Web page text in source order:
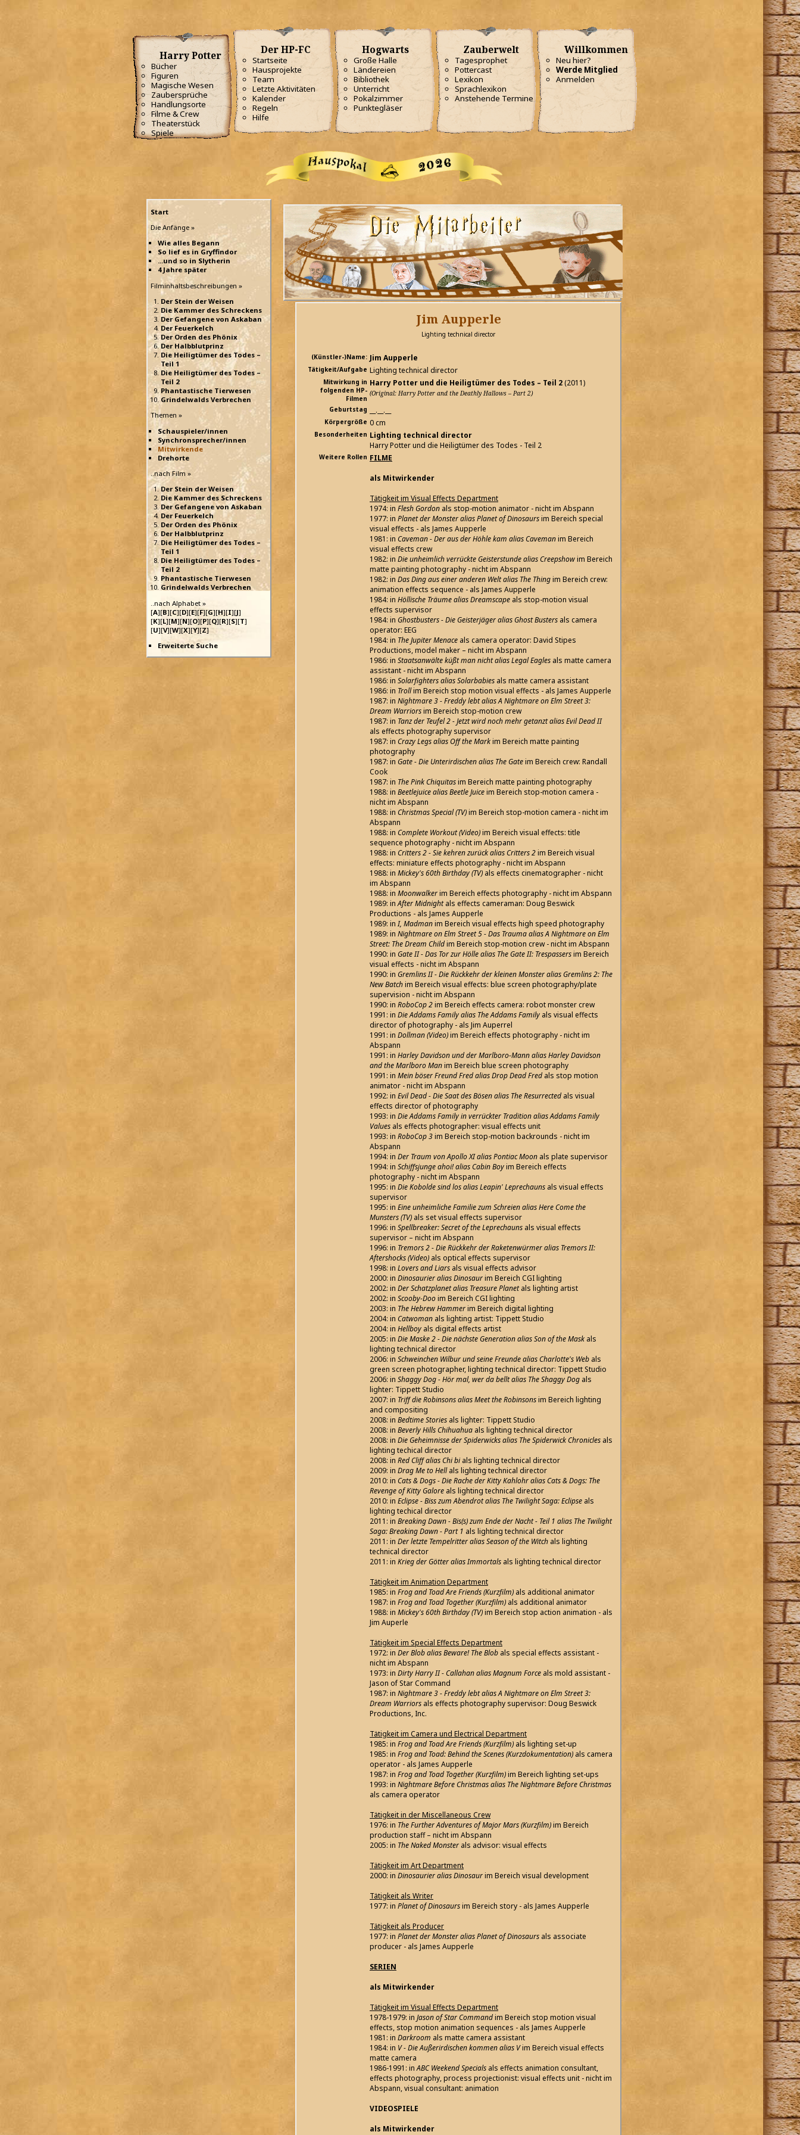
Harry Potter
Bücher
Figuren
Magische Wesen
Zaubersprüche
Handlungsorte
Filme & Crew
Theaterstück
Spiele
Der HP-FC
Startseite
Hausprojekte
Team
Letzte Aktivitäten
Kalender
Regeln
Hilfe
Hogwarts
Große Halle
Ländereien
Bibliothek
Unterricht
Pokalzimmer
Punktegläser
Zauberwelt
Tagesprophet
Pottercast
Lexikon
Sprachlexikon
Anstehende Termine
Willkommen
Neu hier?
Werde Mitglied
Anmelden
Start
Die Anfänge »
Wie alles Begann
So lief es in Gryffindor
...und so in Slytherin
4 Jahre später
Filminhaltsbeschreibungen »
Der Stein der Weisen
Die Kammer des Schreckens
Der Gefangene von Askaban
Der Feuerkelch
Der Orden des Phönix
Der Halbblutprinz
Die Heiligtümer des Todes –
Teil 1
Die Heiligtümer des Todes –
Teil 2
Phantastische Tierwesen
Grindelwalds Verbrechen
Themen »
Schauspieler/innen
Synchronsprecher/innen
Mitwirkende
Drehorte
..nach Film »
Der Stein der Weisen
Die Kammer des Schreckens
Der Gefangene von Askaban
Der Feuerkelch
Der Orden des Phönix
Der Halbblutprinz
Die Heiligtümer des Todes –
Teil 1
Die Heiligtümer des Todes –
Teil 2
Phantastische Tierwesen
Grindelwalds Verbrechen
..nach Alphabet »
[A][B][C][D][E][F][G][H][I][J]
[K][L][M][N][O][P][Q][R][S][T]
[U][V][W][X][Y][Z]
Erweiterte Suche
Jim Aupperle
Lighting technical director
(Künstler-)Name: Jim Aupperle
Tätigkeit/Aufgabe Lighting technical director
Mitwirkung in
folgenden HP-
Filmen
Harry Potter und die Heiligtümer des Todes – Teil 2(2011)
(Original: Harry Potter and the Deathly Hallows – Part 2)
Geburtstag
__.__.__
Körpergröße 0 cm
Besonderheiten Lighting technical director
Harry Potter und die Heiligtümer des Todes - Teil 2
Weitere Rollen FILME
als Mitwirkender
Tätigkeit im Visual Effects Department
1974: in Flesh Gordon als stop-motion animator - nicht im Abspann
1977: in Planet der Monster alias Planet of Dinosaursim Bereich special
visual effects - als James Aupperle
1981: in Caveman - Der aus der Höhle kam alias Cavemanim Bereich
visual effects crew
1982: in Die unheimlich verrückte Geisterstunde alias Creepshowim Bereich
matte painting photography - nicht im Abspann
1982: in Das Ding aus einer anderen Welt alias The Thingim Bereich crew:
animation effects sequence - als James Aupperle
1984: in Höllische Träume alias Dreamscape als stop-motion visual
effects supervisor
1984: in Ghostbusters - Die Geisterjäger alias Ghost Busters als camera
operator: EEG
1984: in The Jupiter Menace als camera operator: David Stipes
Productions, model maker – nicht im Abspann
1986: in Staatsanwälte küßt man nicht alias Legal Eagles als matte camera
assistant - nicht im Abspann
1986: in Solarfighters alias Solarbabies als matte camera assistant
1986: in Trollim Bereich stop motion visual effects - als James Aupperle
1987: in Nightmare 3 - Freddy lebt alias A Nightmare on Elm Street 3:
Dream Warriorsim Bereich stop-motion crew
1987: in Tanz der Teufel 2 - Jetzt wird noch mehr getanzt alias Evil Dead II
als effects photography supervisor
1987: in Crazy Legs alias Off the Markim Bereich matte painting
photography
1987: in Gate - Die Unterirdischen alias The Gateim Bereich crew: Randall
Cook
1987: in The Pink Chiquitasim Bereich matte painting photography
1988: in Beetlejuice alias Beetle Juiceim Bereich stop-motion camera -
nicht im Abspann
1988: in Christmas Special (TV)im Bereich stop-motion camera - nicht im
Abspann
1988: in Complete Workout (Video)im Bereich visual effects: title
sequence photography - nicht im Abspann
1988: in Critters 2 - Sie kehren zurück alias Critters 2im Bereich visual
effects: miniature effects photography - nicht im Abspann
1988: in Mickey's 60th Birthday (TV) als effects cinematographer - nicht
im Abspann
1988: in Moonwalkerim Bereich effects photography - nicht im Abspann
1989: inAfter Midnightals effects cameraman: Doug Beswick
Productions - als James Aupperle
1989: inI, Madmanim Bereich visual effects high speed photography
1989: in Nightmare on Elm Street 5 - Das Trauma alias A Nightmare on Elm
Street: The Dream Childim Bereich stop-motion crew - nicht im Abspann
1990: in Gate II - Das Tor zur Hölle alias The Gate II: Trespassersim Bereich
visual effects - nicht im Abspann
1990: in Gremlins II - Die Rückkehr der kleinen Monster alias Gremlins 2: The
New Batchim Bereich visual effects: blue screen photography/plate
supervision - nicht im Abspann
1990: in RoboCop 2im Bereich effects camera: robot monster crew
1991: in Die Addams Family alias The Addams Family als visual effects
director of photography - als Jim Auperrel
1991: in Dollman (Video)im Bereich effects photography - nicht im
Abspann
1991: in Harley Davidson und der Marlboro-Mann alias Harley Davidson
and the Marlboro Manim Bereich blue screen photography
1991: in Mein böser Freund Fred alias Drop Dead Fred als stop motion
animator - nicht im Abspann
1992: in Evil Dead - Die Saat des Bösen alias The Resurrected als visual
effects director of photography
1993: in Die Addams Family in verrückter Tradition alias Addams Family
Values als effects photographer: visual effects unit
1993: in RoboCop 3im Bereich stop-motion backrounds - nicht im
Abspann
1994: in Der Traum von Apollo XI alias Pontiac Moon als plate supervisor
1994: in Schiffsjunge ahoi! alias Cabin Boyim Bereich effects
photography - nicht im Abspann
1995: in Die Kobolde sind los alias Leapin' Leprechauns als visual effects
supervisor
1995: in Eine unheimliche Familie zum Schreien alias Here Come the
Munsters (TV) als set visual effects supervisor
1996: in Spellbreaker: Secret of the Leprechauns als visual effects
supervisor – nicht im Abspann
1996: in Tremors 2 - Die Rückkehr der Raketenwürmer alias Tremors II:
Aftershocks (Video) als optical effects supervisor
1998: in Lovers and Liars als visual effects advisor
2000: in Dinosaurier alias Dinosaurim Bereich CGI lighting
2002: in Der Schatzplanet alias Treasure Planetals lighting artist
2002: in Scooby-Dooim Bereich CGI lighting
2003: in The Hebrew Hammerim Bereich digital lighting
2004: in Catwoman als lighting artist: Tippett Studio
2004: in Hellboy als digital effects artist
2005: in Die Maske 2 - Die nächste Generation alias Son of the Mask als
lighting technical director
2006: in Schweinchen Wilbur und seine Freunde alias Charlotte's Web als
green screen photographer, lighting technical director: Tippett Studio
2006: in Shaggy Dog - Hör mal, wer da bellt alias The Shaggy Dog als
lighter: Tippett Studio
2007: in Triff die Robinsons alias Meet the Robinsonsim Bereich lighting
and compositing
2008: in Bedtime Stories als lighter: Tippett Studio
2008: in Beverly Hills Chihuahua als lighting technical director
2008: in Die Geheimnisse der Spiderwicks alias The Spiderwick Chronicles als
lighting techical director
2008: in Red Cliff alias Chi bi als lighting technical director
2009: in Drag Me to Hellals lighting technical director
2010: in Cats & Dogs - Die Rache der Kitty Kahlohr alias Cats & Dogs: The
Revenge of Kitty Galore als lighting technical director
2010: in Eclipse - Biss zum Abendrot alias The Twilight Saga: Eclipse als
lighting techical director
2011: in Breaking Dawn - Bis(s) zum Ende der Nacht - Teil 1 alias The Twilight
Saga: Breaking Dawn - Part 1 als lighting technical director
2011: in Der letzte Tempelritter alias Season of the Witch als lighting
technical director
2011: in Krieg der Götter alias Immortals als lighting technical director
Tätigkeit im Animation Department
1985: in Frog and Toad Are Friends (Kurzfilm) als additional animator
1987: in Frog and Toad Together (Kurzfilm) als additional animator
1988: in Mickey's 60th Birthday (TV)im Bereich stop action animation - als
Jim Auperle
Tätigkeit im Special Effects Department
1972: in Der Blob alias Beware! The Blob als special effects assistant -
nicht im Abspann
1973: in Dirty Harry II - Callahan alias Magnum Force als mold assistant -
Jason of Star Command
1987: in Nightmare 3 - Freddy lebt alias A Nightmare on Elm Street 3:
Dream Warriors als effects photography supervisor: Doug Beswick
Productions, Inc.
Tätigkeit im Camera und Electrical Department
1985: in Frog and Toad Are Friends (Kurzfilm) als lighting set-up
1985: in Frog and Toad: Behind the Scenes (Kurzdokumentation) als camera
operator - als James Aupperle
1987: in Frog and Toad Together (Kurzfilm)im Bereich lighting set-ups
1993: in Nightmare Before Christmas alias The Nightmare Before Christmas
als camera operator
Tätigkeit in der Miscellaneous Crew
1976: in The Further Adventures of Major Mars (Kurzfilm)im Bereich
production staff – nicht im Abspann
2005: in The Naked Monster als advisor: visual effects
Tätigkeit im Art Department
2000: in Dinosaurier alias Dinosaurim Bereich visual development
Tätigkeit als Writer
1977: in Planet of Dinosaursim Bereich story - als James Aupperle
Tätigkeit als Producer
1977: in Planet der Monster alias Planet of Dinosaurs als associate
producer - als James Aupperle
SERIEN
als Mitwirkender
Tätigkeit im Visual Effects Department
1978-1979: in Jason of Star Commandim Bereich stop motion visual
effects, stop motion animation sequences - als James Aupperle
1981: in Darkroom als matte camera assistant
1984: in V - Die Außerirdischen kommen alias Vim Bereich visual effects
matte camera
1986-1991: inABC Weekend Specials als effects animation consultant,
effects photography, process projectionist: visual effects unit - nicht im
Abspann, visual consultant: animation
VIDEOSPIELE
als Mitwirkender